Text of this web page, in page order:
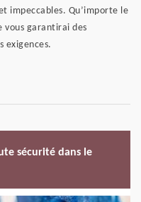
impeccables. Qu’importe le
garantirai des
exigences.
sécurité dans le